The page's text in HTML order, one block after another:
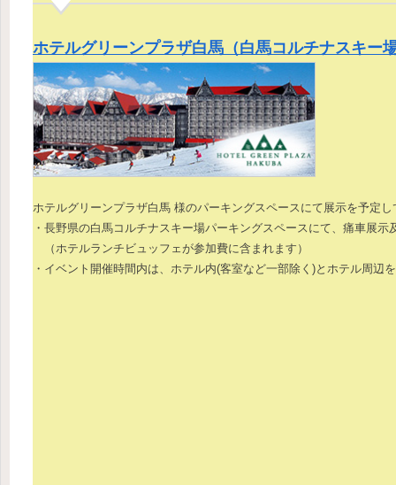
ホテルグリーンプラザ白馬（白馬コルチナスキー
ホテルグリーンプラザ白馬 様のパーキングスペースにて展示を予定し
・長野県の白馬コルチナスキー場パーキングスペースにて、痛車展
（ホテルランチビュッフェが参加費に含まれます）
・イベント開催時間内は、ホテル内(客室など一部除く)とホテル周辺